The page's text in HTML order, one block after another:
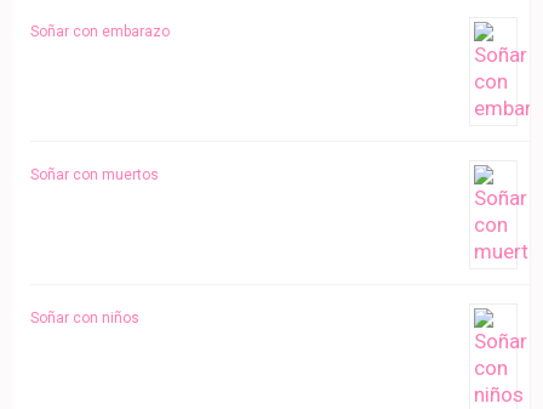
Soñar con embarazo
Soñar con muertos
Soñar con niños